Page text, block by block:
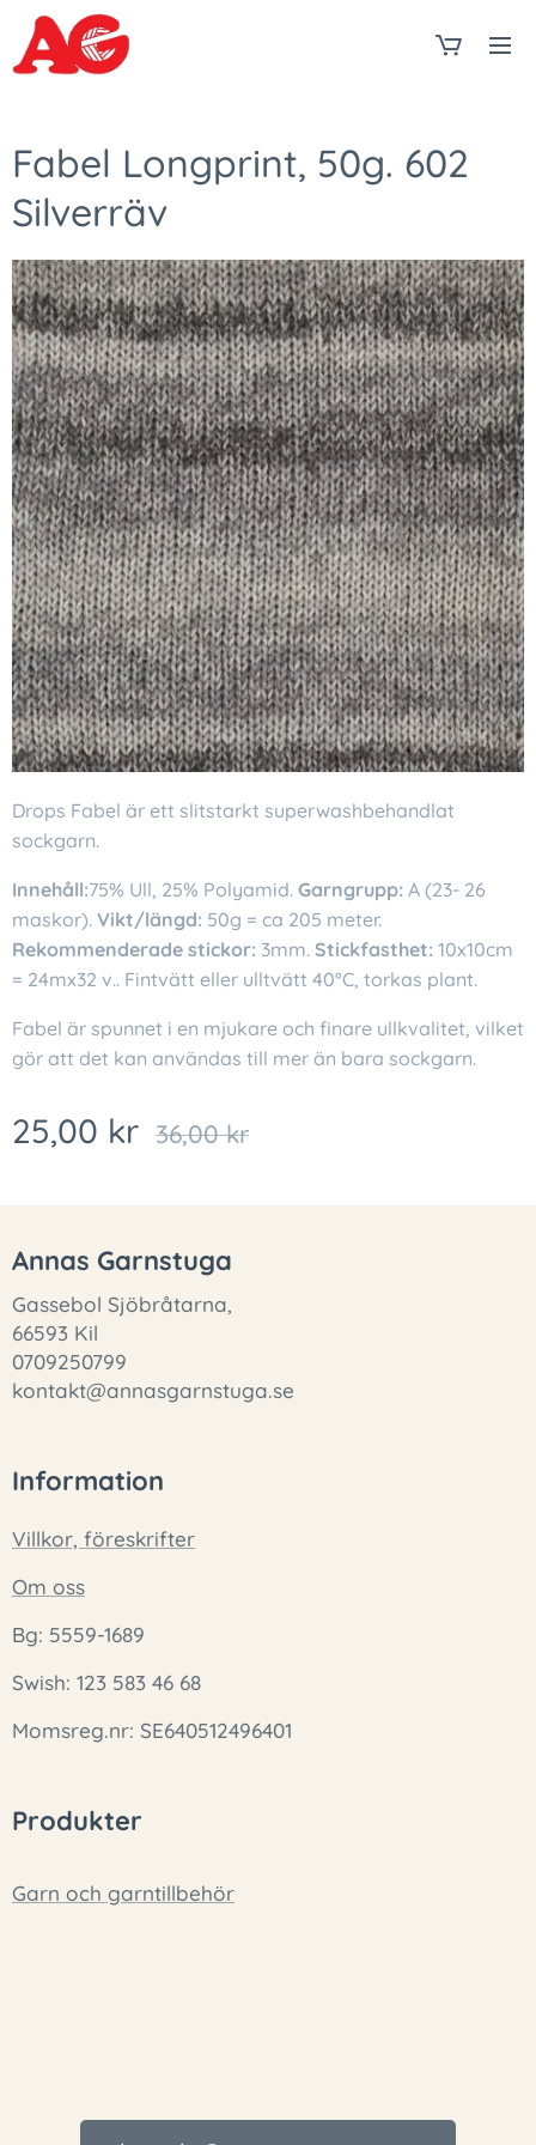
Fabel Longprint, 50g. 602
Silverräv
Drops Fabel är ett slitstarkt superwashbehandlat
sockgarn.
Innehåll:75% Ull, 25% Polyamid. Garngrupp: A (23- 26
maskor). Vikt/längd: 50g = ca 205 meter.
Rekommenderade stickor: 3mm. Stickfasthet: 10x10cm
= 24mx32 v.. Fintvätt eller ulltvätt 40°C, torkas plant.
Fabel är spunnet i en mjukare och finare ullkvalitet, vilket
gör att det kan användas till mer än bara sockgarn.
25,00 kr 36,00kr
Annas Garnstuga
Gassebol Sjöbråtarna,
66593 Kil
0709250799
kontakt@annasgarnstuga.se
Information
Villkor, föreskrifter
Om oss
Bg: 5559-1689
Swish: 123 583 46 68
Momsreg.nr: SE640512496401
Produkter
Garn och garntillbehör